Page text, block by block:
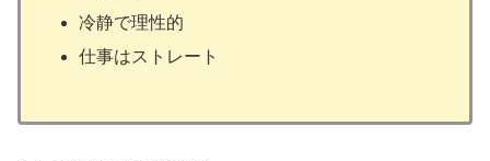
冷静で理性的
仕事はストレート